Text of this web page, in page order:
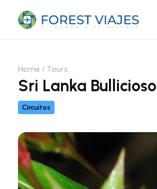
Home Tours
Sri Lanka Bullicioso
Circuitos